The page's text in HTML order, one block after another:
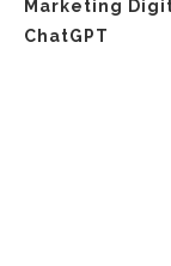
Marketing
ChatGPT